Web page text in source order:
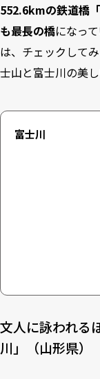
552.6kmの鉄道橋
も最長の橋になっ
は、チェックして
士山と富士川の美
富士川
文人に詠われる
川」（山形県）